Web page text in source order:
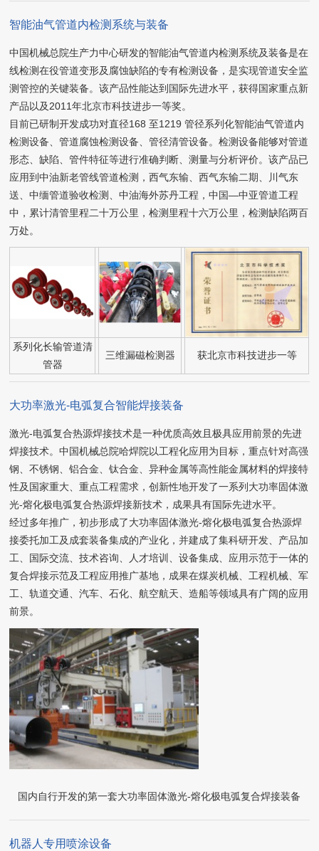
智能油气管道内检测系统与装备
中国机械总院生产力中心研发的智能油气管道内检测系统及装备是在
线检测在役管道变形及腐蚀缺陷的专有检测设备，是实现管道安全监
测管控的关键装备。该产品性能达到国际先进水平，获得国家重点新
产品以及2011年北京市科技进步一等奖。
目前已研制开发成功对直径168 至1219 管径系列化智能油气管道内
检测设备、管道腐蚀检测设备、管径清管设备。检测设备能够对管道
形态、缺陷、管件特征等进行准确判断、测量与分析评价。该产品已
应用到中油新老管线管道检测，西气东输、西气东输二期、川气东
送、中缅管道验收检测、中油海外苏丹工程，中国—中亚管道工程
中，累计清管里程二十万公里，检测里程十六万公里，检测缺陷两百
万处。
系列化长输管道清
管器
三维漏磁检测器 获北京市科技进步一等
大功率激光-电弧复合智能焊接装备
激光-电弧复合热源焊接技术是一种优质高效且极具应用前景的先进
焊接技术。中国机械总院哈焊院以工程化应用为目标，重点针对高强
钢、不锈钢、铝合金、钛合金、异种金属等高性能金属材料的焊接特
性及国家重大、重点工程需求，创新性地开发了一系列大功率固体激
光-熔化极电弧复合热源焊接新技术，成果具有国际先进水平。
经过多年推广，初步形成了大功率固体激光-熔化极电弧复合热源焊
接委托加工及成套装备集成的产业化，并建成了集科研开发、产品加
工、国际交流、技术咨询、人才培训、设备集成、应用示范于一体的
复合焊接示范及工程应用推广基地，成果在煤炭机械、工程机械、军
工、轨道交通、汽车、石化、航空航天、造船等领域具有广阔的应用
前景。
国内自行开发的第一套大功率固体激光-熔化极电弧复合焊接装备
机器人专用喷涂设备